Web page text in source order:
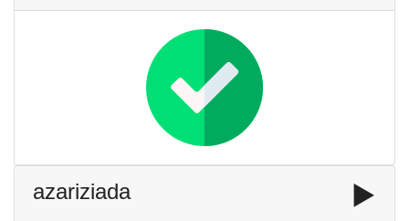
azariziada ▶️